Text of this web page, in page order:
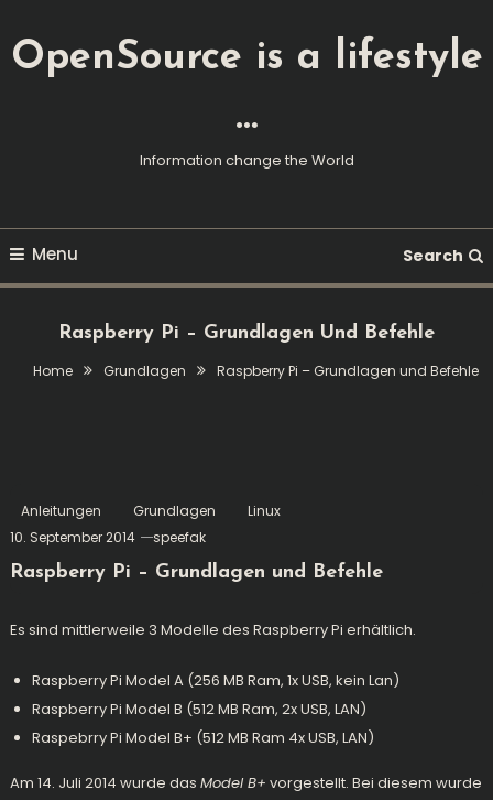
To
Content
OpenSource is a lifestyle
…
Information change the World
Menu Search
Raspberry Pi – Grundlagen Und Befehle
Home Grundlagen Raspberry Pi – Grundlagen und Befehle
Anleitungen Grundlagen
Linux
10. September 2014
speefak
Raspberry Pi – Grundlagen und Befehle
Es sind mittlerweile 3 Modelle des Raspberry Pi erhältlich.
Raspberry Pi Model A (256 MB Ram, 1x USB, kein Lan)
Raspberry Pi Model B (512 MB Ram, 2x USB, LAN)
Raspebrry Pi Model B+ (512 MB Ram 4x USB, LAN)
Am 14. Juli 2014 wurde das Model B+ vorgestellt. Bei diesem wurde